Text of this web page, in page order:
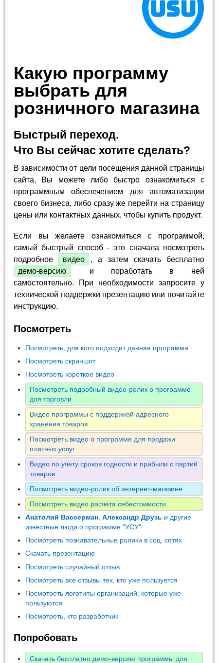
Какую программу
выбрать для
розничного магазина
Быстрый переход.
Что Вы сейчас хотите сделать?
В зависимости от цели посещения данной страницы
сайта, Вы можете либо быстро ознакомиться с
программным обеспечением для автоматизации
своего бизнеса, либо сразу же перейти на страницу
цены или контактных данных, чтобы купить продукт.
Если вы желаете ознакомиться с программой,
самый быстрый способ - это сначала посмотреть
подробное
видео
, а затем скачать бесплатно
демо-версию
и поработать в ней
самостоятельно. При необходимости запросите у
технической поддержки презентацию или почитайте
инструкцию.
Посмотреть
Посмотреть, для кого подходит данная программа
Посмотреть скриншот
Посмотреть короткое видео
Посмотреть подробный видео-ролик о программе
для торговли
Видео программы с поддержкой адресного
хранения товаров
Посмотреть видео о программе для продажи
платных услуг
Видео по учету сроков годности и прибыли с партий
товаров
Посмотреть видео-ролик об интернет-магазине
Посмотреть видео расчета себестоимости
Анатолий Вассерман ,Александр Друзь и другие
известные люди о программе "УСУ"
Посмотреть познавательные ролики в соц. сетях
Скачать презентацию
Посмотреть случайный отзыв
Посмотреть все отзывы тех, кто уже пользуется
Посмотреть логотипы организаций, которые уже
пользуются
Посмотреть, кто разработчик
Попробовать
Скачать бесплатно демо-версию программы для